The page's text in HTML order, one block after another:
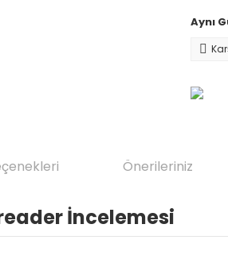
Aynı
Önerileriniz
İncelemesi